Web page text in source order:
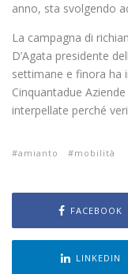
anno, sta svolgendo
La campagna di
D’Agata presidente
settimane e finora ha
Cinquantadue
interpellate perché
amianto mobilità
FACEBOOK
LINKEDIN